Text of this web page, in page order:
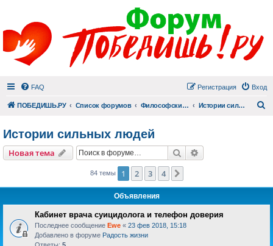
FAQ Вход
Регистрация
ПОБЕДИШЬ.РУ Список форумов Философский раздел Истории сильных людей
Истории сильных людей
Новая тема Поиск
84 темы 1 2 3 4
Объявления
Кабинет врача суицидолога и телефон доверия
Последнее сообщение Ewe « 23 фев 2018, 15:18
Добавлено в форуме Радость жизни